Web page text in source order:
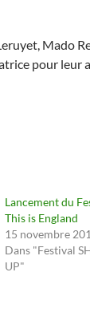
Mado
pour leur
Lancement du
This is England
15 novembre
Dans "Festival
UP"